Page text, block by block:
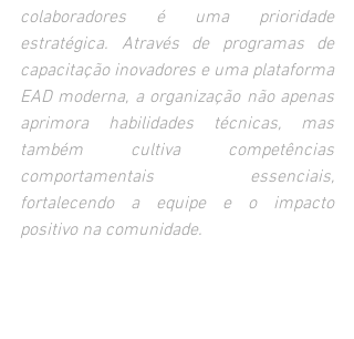
colaboradores é uma prioridade
estratégica. Através de programas de
capacitação inovadores e uma plataforma
EAD moderna, a organização não apenas
aprimora habilidades técnicas, mas
também cultiva competências
comportamentais essenciais,
fortalecendo a equipe e o impacto
positivo na comunidade.